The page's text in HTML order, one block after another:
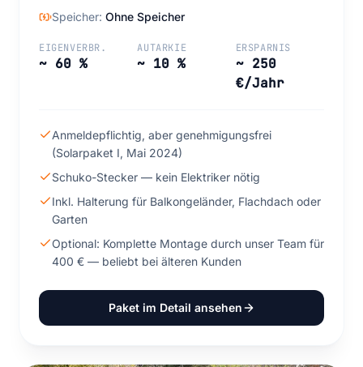
Speicher: Ohne Speicher
EIGENVERBR.
~ 60 %
AUTARKIE
~ 10 %
ERSPARNIS
~ 250
€/Jahr
Anmeldepflichtig, aber genehmigungsfrei
(Solarpaket I, Mai 2024)
Schuko-Stecker — kein Elektriker nötig
Inkl. Halterung für Balkongeländer, Flachdach oder
Garten
Optional: Komplette Montage durch unser Team für
400 € — beliebt bei älteren Kunden
Paket im Detail ansehen